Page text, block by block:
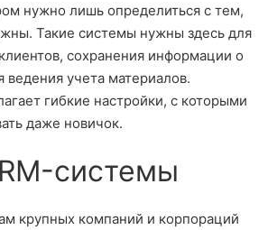
нужно лишь определиться с тем,
Такие системы нужны здесь для
сохранения информации о
ведения учета материалов.
гибкие настройки, с которыми
даже новичок.
системы
крупных компаний и корпораций